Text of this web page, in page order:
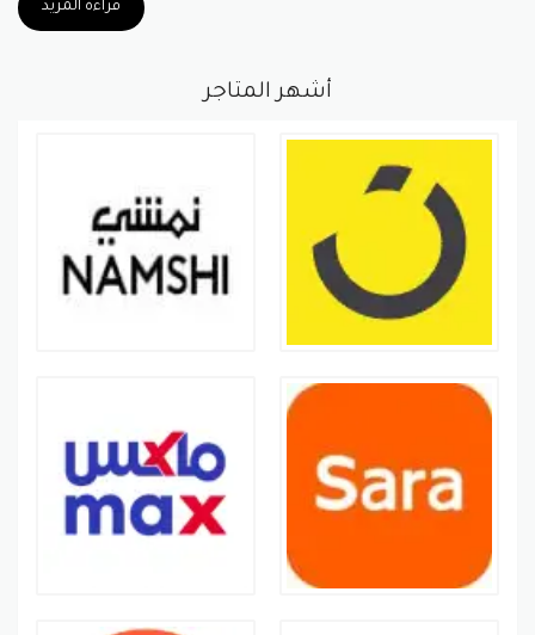
قراءة المزيد
أشهر المتاجر